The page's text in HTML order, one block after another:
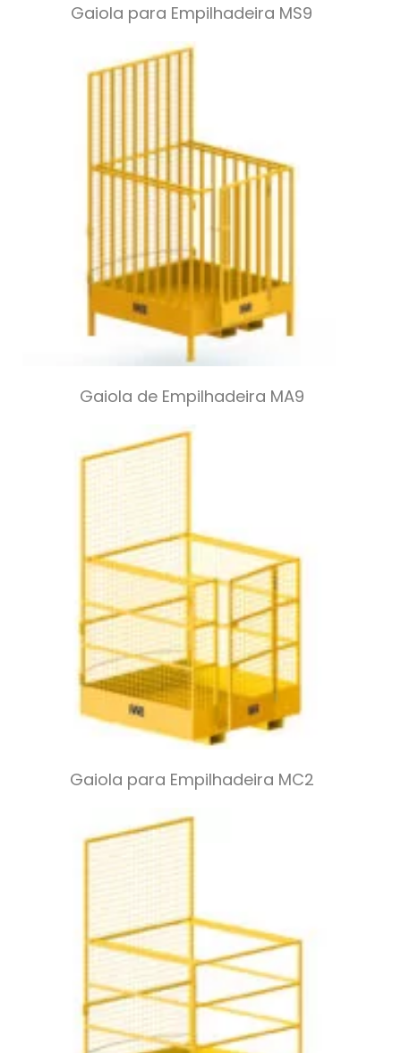
Gaiola para Empilhadeira MS9
Gaiola de Empilhadeira MA9
Gaiola para Empilhadeira MC2